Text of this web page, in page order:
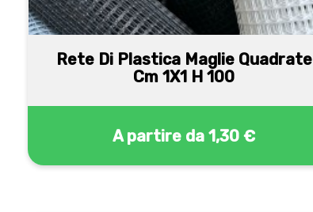
Rete Di Plastica Maglie Quadrate
Cm 1X1 H 100
A partire da 1,30 €